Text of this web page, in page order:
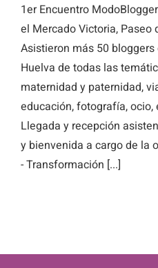
1er Encuentro
el Mercado Victoria, Paseo
Asistieron más 50
Huelva de todas las
maternidad y paternidad,
educación, fotografía, ocio,
Llegada y recepción
y bienvenida a cargo de la
- Transformación [...]